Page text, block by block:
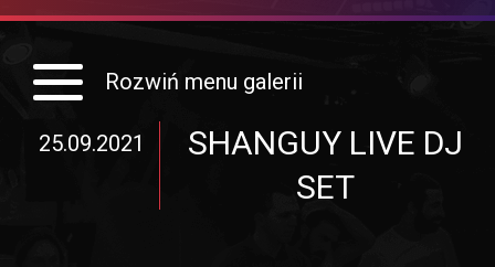
Rozwiń menu galerii
25.09.2021
SHANGUY LIVE DJ
SET